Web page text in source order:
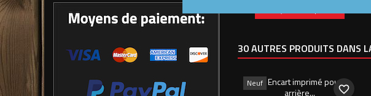
30 AUTRES PRODUITS DANS
Neuf
favorite_border